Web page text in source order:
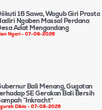
16 Sawa, Wagub Giri Prasta
Ngaben Massal Perdana
Adat Mengandang
Ngari 07-08-2026
Bali Menang, Gugatan
SE Gerakan Bali Bersih
“Inkracht”
Dibia 07-08-2026